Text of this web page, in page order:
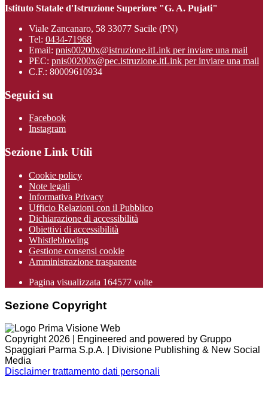
Istituto Statale d'Istruzione Superiore "G. A. Pujati"
Viale Zancanaro, 58 33077 Sacile (PN)
Tel: 0434-71968
Email: pnis00200x@istruzione.itLink per inviare una mail
PEC: pnis00200x@pec.istruzione.itLink per inviare una mail
C.F.: 80009610934
Seguici su
Facebook
Instagram
Sezione Link Utili
Cookie policy
Note legali
Informativa Privacy
Ufficio Relazioni con il Pubblico
Dichiarazione di accessibilità
Obiettivi di accessibilità
Whistleblowing
Gestione consensi cookie
Amministrazione trasparente
Pagina visualizzata 164577 volte
Sezione Copyright
Copyright 2026 | Engineered and powered by Gruppo
Spaggiari Parma S.p.A. | Divisione Publishing & New Social
Media
Disclaimer trattamento dati personali